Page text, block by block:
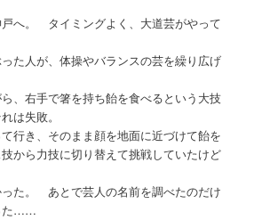
へ。 タイミングよく、大道芸がやって
た人が、体操やバランスの芸を繰り広げ
、右手で箸を持ち飴を食べるという大技
は失敗。
行き、そのまま顔を地面に近づけて飴を
から力技に切り替えて挑戦していたけど
た。 あとで芸人の名前を調べたのだけ
た……